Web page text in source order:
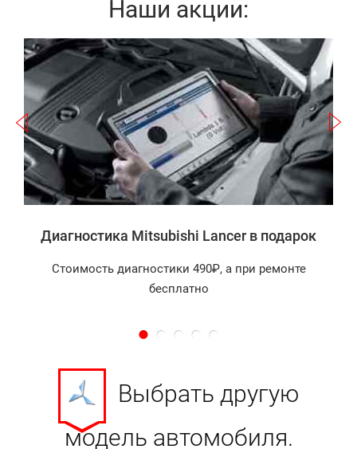
Наши акции:
Записаться
Диагностика Mitsubishi Lancer в подарок
Стоимость диагностики 490₽, а при ремонте
бесплатно
Выбрать другую
модель автомобиля.